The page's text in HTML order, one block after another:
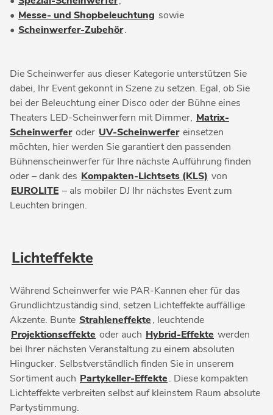
• Messe- und Shopbeleuchtung sowie
• Scheinwerfer-Zubehör.
Die Scheinwerfer aus dieser Kategorie unterstützen Sie
dabei, Ihr Event gekonnt in Szene zu setzen. Egal, ob Sie
bei der Beleuchtung einer Disco oder der Bühne eines
Theaters LED-Scheinwerfern mit Dimmer, Matrix-
Scheinwerfer oder UV-Scheinwerfer einsetzen
möchten, hier werden Sie garantiert den passenden
Bühnenscheinwerfer für Ihre nächste Aufführung finden
oder – dank des Kompakten-Lichtsets (KLS) von
EUROLITE – als mobiler DJ Ihr nächstes Event zum
Leuchten bringen.
Lichteffekte
Während Scheinwerfer wie PAR-Kannen eher für das
Grundlichtzuständig sind, setzen Lichteffekte auffällige
Akzente. Bunte Strahleneffekte, leuchtende
Projektionseffekte oder auch Hybrid-Effekte werden
bei Ihrer nächsten Veranstaltung zu einem absoluten
Hingucker. Selbstverständlich finden Sie in unserem
Sortiment auch Partykeller-Effekte. Diese kompakten
Lichteffekte verbreiten selbst auf kleinstem Raum absolute
Partystimmung.